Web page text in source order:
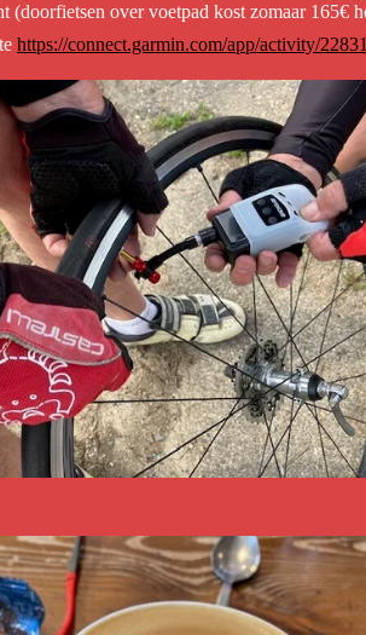
(doorfietsen over voetpad kost zomaar 165€
https://connect.garmin.com/app/activity/